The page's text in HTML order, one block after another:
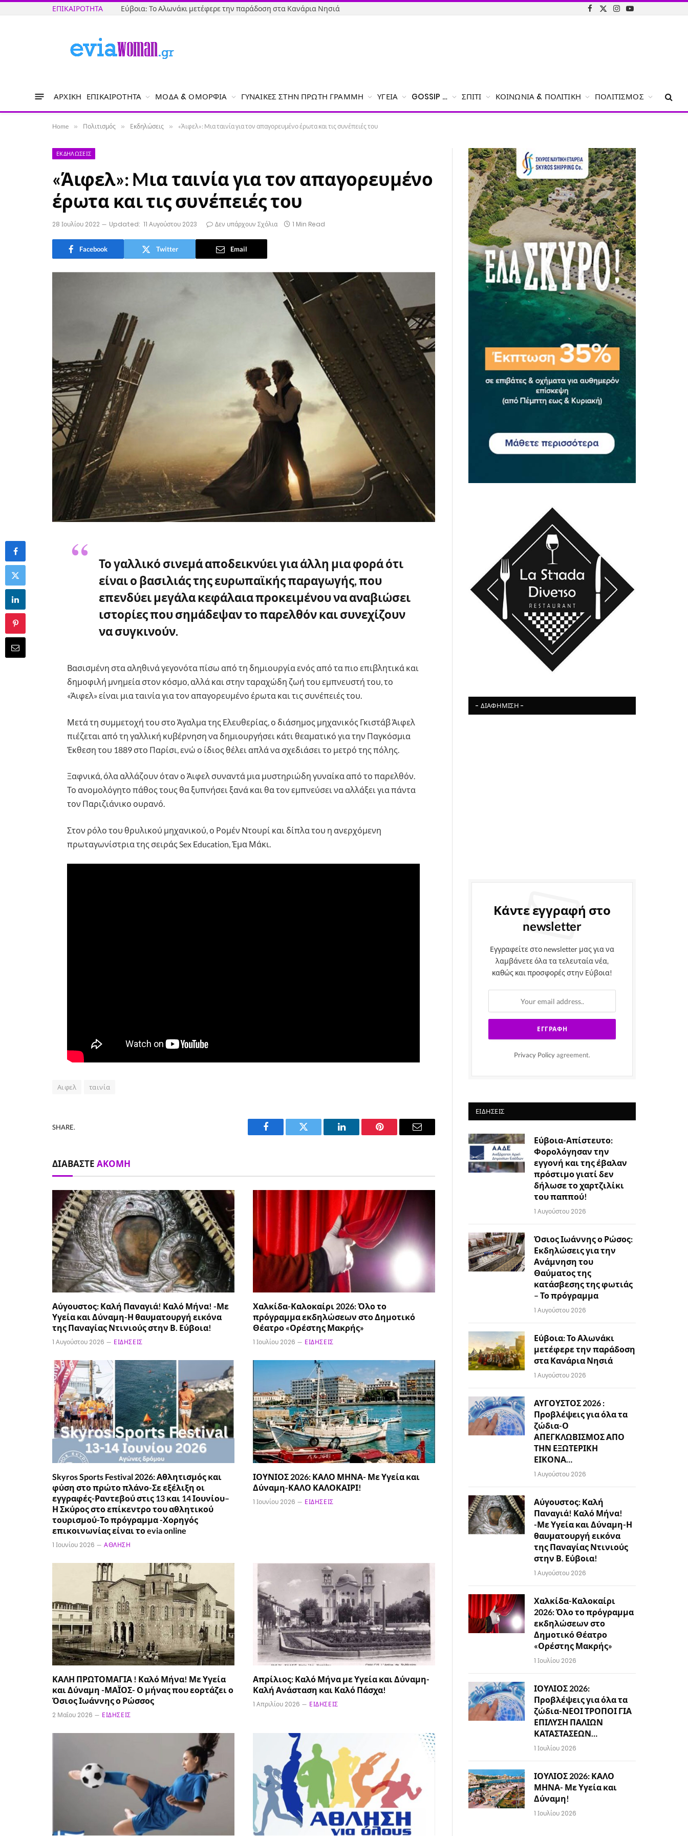
ΕΠΙΚΑΙΡΌΤΗΤΑ Εύβοια: Το Αλωνάκι μετέφερε την παράδοση στα Κανάρια Νησιά
Facebook
X
Instagram
YouTube
ΑΡΧΙΚΉ ΕΠΙΚΑΙΡΌΤΗΤΑ ΜΌΔΑ & ΟΜΟΡΦΙΆ ΓΥΝΑΊΚΕΣ ΣΤΗΝ ΠΡΏΤΗ ΓΡΑΜΜΉ ΥΓΕΊΑ GOSSIP … ΣΠΊΤΙ ΚΟΙΝΩΝΊΑ & ΠΟΛΙΤΙΚΉ ΠΟΛΙΤΙΣΜΌΣ
Home » Πολιτισμός » Εκδηλώσεις » «Άιφελ»: Mια ταινία για τον απαγορευμένο έρωτα και τις συνέπειές του
ΕΚΔΗΛΏΣΕΙΣ
«Άιφελ»: Mια ταινία για τον απαγορευμένο
έρωτα και τις συνέπειές του
28 Ιουλίου 2022 Updated: 11 Αυγούστου 2023 Δεν υπάρχουν Σχόλια 1 Min Read
Facebook Twitter Email
Το γαλλικό σινεμά αποδεικνύει για άλλη μια φορά ότι
είναι ο βασιλιάς της ευρωπαϊκής παραγωγής, που
επενδύει μεγάλα κεφάλαια προκειμένου να αναβιώσει
ιστορίες που σημάδεψαν το παρελθόν και συνεχίζουν
να συγκινούν.
Βασισμένη στα αληθινά γεγονότα πίσω από τη δημιουργία ενός από τα πιο επιβλητικά και
δημοφιλή μνημεία στον κόσμο, αλλά και στην ταραχώδη ζωή του εμπνευστή του, το
«Άιφελ» είναι μια ταινία για τον απαγορευμένο έρωτα και τις συνέπειές του.
Μετά τη συμμετοχή του στο Άγαλμα της Ελευθερίας, ο διάσημος μηχανικός Γκιστάβ Άιφελ
πιέζεται από τη γαλλική κυβέρνηση να δημιουργήσει κάτι θεαματικό για την Παγκόσμια
Έκθεση του 1889 στο Παρίσι, ενώ ο ίδιος θέλει απλά να σχεδιάσει το μετρό της πόλης.
Ξαφνικά, όλα αλλάζουν όταν ο Άιφελ συναντά μια μυστηριώδη γυναίκα από το παρελθόν.
Το ανομολόγητο πάθος τους θα ξυπνήσει ξανά και θα τον εμπνεύσει να αλλάξει για πάντα
τον Παριζιάνικο ουρανό.
Στον ρόλο του θρυλικού μηχανικού, ο Ρομέν Ντουρί και δίπλα του η ανερχόμενη
πρωταγωνίστρια της σειράς Sex Education, Έμα Μάκι.
Αιφελ ταινία
SHARE.
Facebook Twitter LinkedIn Pinterest Email
ΔΙΑΒΆΣΤΕ ΑΚΌΜΗ
Αύγουστος: Καλή Παναγιά! Καλό Μήνα! -Με
Υγεία και Δύναμη-Η θαυματουργή εικόνα
της Παναγίας Ντινιούς στην Β. Εύβοια!
1 Αυγούστου 2026 ΕΙΔΉΣΕΙΣ
Χαλκίδα-Καλοκαίρι 2026: Όλο το
πρόγραμμα εκδηλώσεων στο Δημοτικό
Θέατρο «Ορέστης Μακρής»
1 Ιουλίου 2026 ΕΙΔΉΣΕΙΣ
Skyros Sports Festival 2026: Αθλητισμός και
φύση στο πρώτο πλάνο-Σε εξέλιξη οι
εγγραφές-Ραντεβού στις 13 και 14 Ιουνίου–
Η Σκύρος στο επίκεντρο του αθλητικού
τουρισμού-Το πρόγραμμα -Χορηγός
επικοινωνίας είναι το evia online
1 Ιουνίου 2026 ΆΘΛΗΣΗ
ΙΟΥΝΙΟΣ 2026: ΚΑΛΟ ΜΗΝΑ- Με Υγεία και
Δύναμη-ΚΑΛΟ ΚΑΛΟΚΑΙΡΙ!
1 Ιουνίου 2026 ΕΙΔΉΣΕΙΣ
ΚΑΛΗ ΠΡΩΤΟΜΑΓΙΑ ! Καλό Μήνα! Με Υγεία
και Δύναμη -ΜΑΪΟΣ- Ο μήνας που εορτάζει ο
Όσιος Ιωάννης ο Ρώσσος
2 Μαΐου 2026 ΕΙΔΉΣΕΙΣ
Απρίλιος: Καλό Μήνα με Υγεία και Δύναμη-
Καλή Ανάσταση και Καλό Πάσχα!
1 Απριλίου 2026 ΕΙΔΉΣΕΙΣ
- ΔΙΑΦΉΜΙΣΗ -
Κάντε εγγραφή στο
newsletter
Εγγραφείτε στο newsletter μας για να
λαμβάνετε όλα τα τελευταία νέα,
καθώς και προσφορές στην Εύβοια!
Privacy Policy agreement.
ΕΙΔΉΣΕΙΣ
Εύβοια-Απίστευτο:
Φορολόγησαν την
εγγονή και της έβαλαν
πρόστιμο γιατί δεν
δήλωσε το χαρτζιλίκι
του παππού!
1 Αυγούστου 2026
Όσιος Ιωάννης ο Ρώσος:
Εκδηλώσεις για την
Ανάμνηση του
Θαύματος της
κατάσβεσης της φωτιάς
– Το πρόγραμμα
1 Αυγούστου 2026
Εύβοια: Το Αλωνάκι
μετέφερε την παράδοση
στα Κανάρια Νησιά
1 Αυγούστου 2026
ΑΥΓΟΥΣΤΟΣ 2026 :
Προβλέψεις για όλα τα
ζώδια-Ο
ΑΠΕΓΚΛΩΒΙΣΜΟΣ ΑΠΟ
ΤΗΝ ΕΞΩΤΕΡΙΚΗ
ΕΙΚΟΝΑ…
1 Αυγούστου 2026
Αύγουστος: Καλή
Παναγιά! Καλό Μήνα!
-Με Υγεία και Δύναμη-Η
θαυματουργή εικόνα
της Παναγίας Ντινιούς
στην Β. Εύβοια!
1 Αυγούστου 2026
Χαλκίδα-Καλοκαίρι
2026: Όλο το πρόγραμμα
εκδηλώσεων στο
Δημοτικό Θέατρο
«Ορέστης Μακρής»
1 Ιουλίου 2026
ΙΟΥΛΙΟΣ 2026:
Προβλέψεις για όλα τα
ζώδια-ΝΕΟΙ ΤΡΟΠΟΙ ΓΙΑ
ΕΠΙΛΥΣΗ ΠΑΛΙΩΝ
ΚΑΤΑΣΤΑΣΕΩΝ…
1 Ιουλίου 2026
ΙΟΥΛΙΟΣ 2026: ΚΑΛΟ
ΜΗΝΑ- Με Υγεία και
Δύναμη!
1 Ιουλίου 2026